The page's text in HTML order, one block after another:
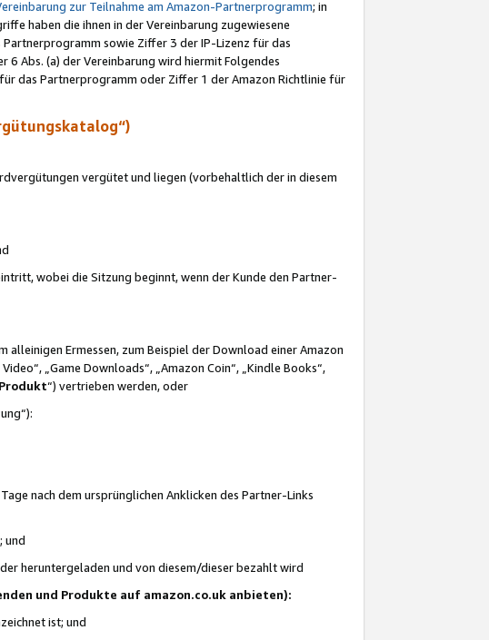
zur Teilnahme am Amazon-Partnerprogramm; in
haben die ihnen in der Vereinbarung zugewiesene
sowie Ziffer 3 der IP-Lizenz für das
Abs. (a) der Vereinbarung wird hiermit Folgendes
das Partnerprogramm oder Ziffer 1 der Amazon Richtlinie für
vergütet und liegen (vorbehaltlich der in diesem
wobei die Sitzung beginnt, wenn der Kunde den Partner-
Ermessen, zum Beispiel der Download einer Amazon
„Game Downloads“, „Amazon Coin“, „Kindle Books“,
“) vertrieben werden, oder
nach dem ursprünglichen Anklicken des Partner-Links
und
heruntergeladen und von diesem/dieser bezahlt wird
und Produkte auf amazon.co.uk anbieten):
ist; und